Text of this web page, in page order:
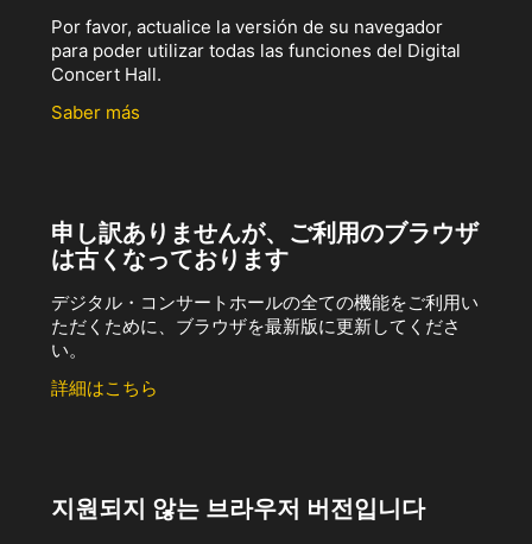
Por favor, actualice la versión de su navegador
para poder utilizar todas las funciones del Digital
Concert Hall.
Saber más
申し訳ありませんが、ご利用のブラウザ
は古くなっております
デジタル・コンサートホールの全ての機能をご利用い
ただくために、ブラウザを最新版に更新してくださ
い。
詳細はこちら
지원되지 않는 브라우저 버전입니다